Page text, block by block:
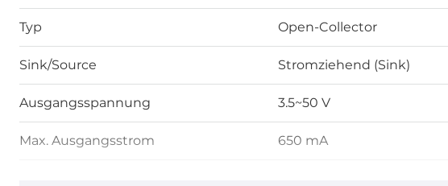
Typ Open-Collector
Sink/Source Stromziehend (Sink)
Ausgangsspannung 3.5~50 V
Max. Ausgangsstrom 650 mA